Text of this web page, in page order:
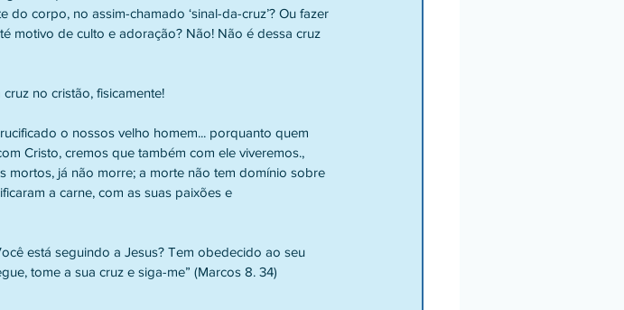
corpo, no assim-chamado ‘sinal-da-cruz’? Ou fazer
motivo de culto e adoração? Não! Não é dessa cruz
no cristão, fisicamente!
o nossos velho homem... porquanto quem
Cristo, cremos que também com ele viveremos.,
mortos, já não morre; a morte não tem domínio sobre
a carne, com as suas paixões e
está seguindo a Jesus? Tem obedecido ao seu
tome a sua cruz e siga-me” (Marcos 8. 34)